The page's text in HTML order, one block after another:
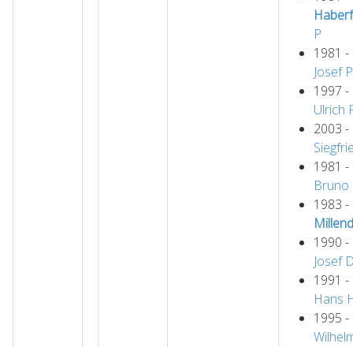
P
1981
Josef P
1997
Ulrich
2003
1981
Bruno
1983
1990
Josef
1991
Hans
1995